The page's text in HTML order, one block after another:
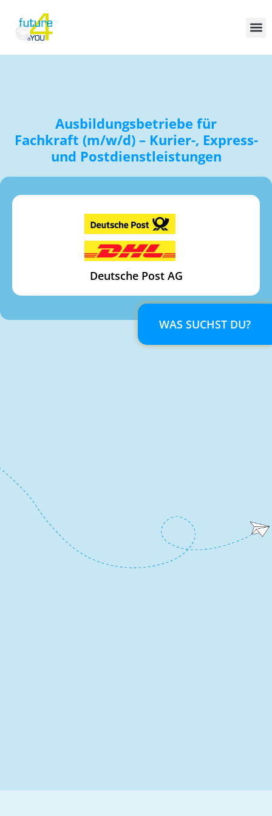
Ausbildungsbetriebe für
Fachkraft (m/w/d) – Kurier-, Express-
und Postdienstleistungen
Deutsche Post AG
WAS SUCHST DU?